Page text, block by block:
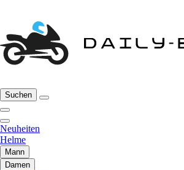
Suchen
Neuheiten
Helme
Mann
Damen